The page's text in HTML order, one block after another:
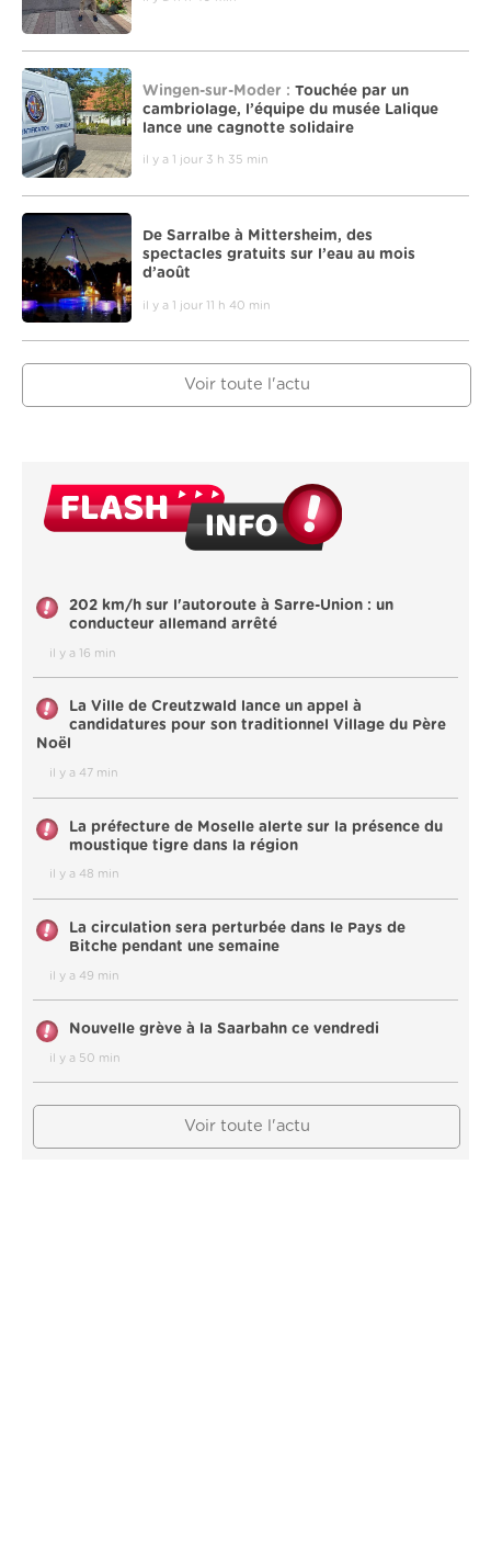
Wingen-sur-Moder : Touchée par un
cambriolage, l’équipe du musée Lalique
lance une cagnotte solidaire
il y a 1 jour 3 h 35 min
De Sarralbe à Mittersheim, des
spectacles gratuits sur l’eau au mois
d’août
il y a 1 jour 11 h 40 min
Voir toute l'actu
202 km/h sur l'autoroute à Sarre-Union : un
conducteur allemand arrêté
il y a 16 min
La Ville de Creutzwald lance un appel à
candidatures pour son traditionnel Village du Père
Noël
il y a 47 min
La préfecture de Moselle alerte sur la présence du
moustique tigre dans la région
il y a 48 min
La circulation sera perturbée dans le Pays de
Bitche pendant une semaine
il y a 49 min
Nouvelle grève à la Saarbahn ce vendredi
il y a 50 min
Voir toute l'actu